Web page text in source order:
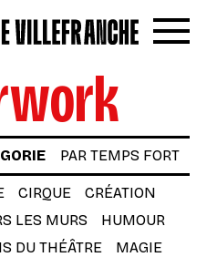
Menu
PAR TEMPS FORT
CIRQUE
CRÉATION
LES MURS
HUMOUR
DU THÉÂTRE
MAGIE